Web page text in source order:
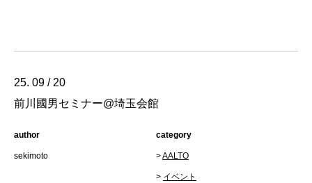
25. 09 / 20
前川國男セミナー@埼玉会館
author
sekimoto
category
>AALTO
> イベント